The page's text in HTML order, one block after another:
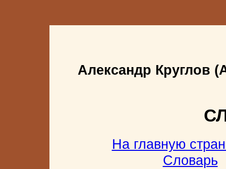
Александр Круглов
На главную
Словарь